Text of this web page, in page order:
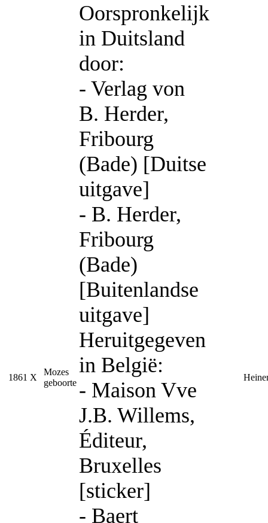
1861 X
Mozes
geboorte
Oorspronkelijk
in Duitsland
door:
- Verlag von
B. Herder,
Fribourg
(Bade) [Duitse
uitgave]
- B. Herder,
Fribourg
(Bade)
[Buitenlandse
uitgave]
Heruitgegeven
in België:
- Maison Vve
J.B. Willems,
Éditeur,
Bruxelles
[sticker]
- Baert